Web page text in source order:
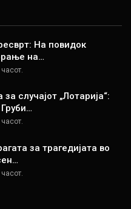
На повидок
на…
случајот „Лотарија“:
за трагедијата во